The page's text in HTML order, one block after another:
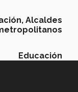
Alcaldes
Educación